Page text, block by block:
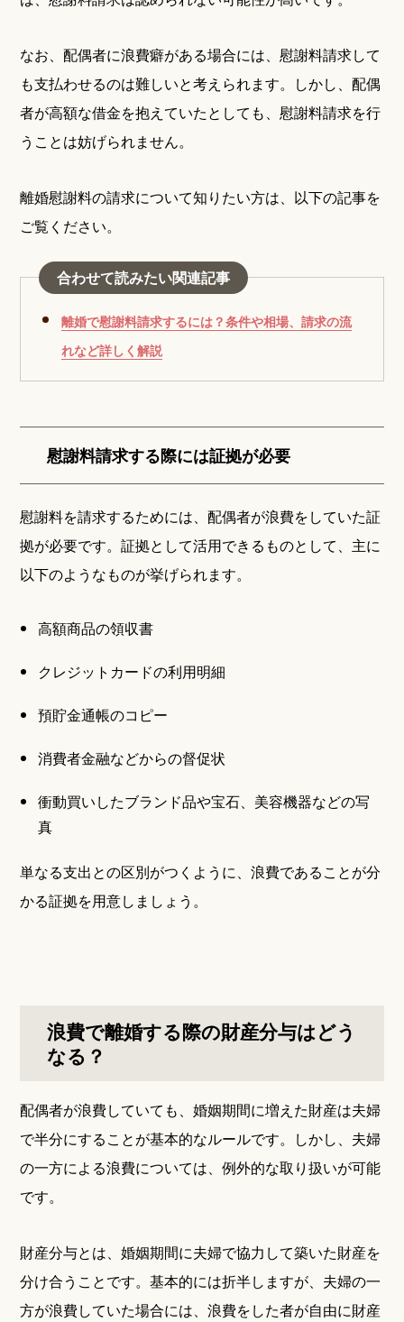
なお、配偶者に浪費癖がある場合には、慰謝料請求して
も支払わせるのは難しいと考えられます。しかし、配偶
者が高額な借金を抱えていたとしても、慰謝料請求を行
うことは妨げられません。
離婚慰謝料の請求について知りたい方は、以下の記事を
ご覧ください。
合わせて読みたい関連記事
離婚で慰謝料請求するには？条件や相場、請求の流
れなど詳しく解説
慰謝料請求する際には証拠が必要
慰謝料を請求するためには、配偶者が浪費をしていた証
拠が必要です。証拠として活用できるものとして、主に
以下のようなものが挙げられます。
高額商品の領収書
クレジットカードの利用明細
預貯金通帳のコピー
消費者金融などからの督促状
衝動買いしたブランド品や宝石、美容機器などの写
真
単なる支出との区別がつくように、浪費であることが分
かる証拠を用意しましょう。
浪費で離婚する際の財産分与はどう
なる？
配偶者が浪費していても、婚姻期間に増えた財産は夫婦
で半分にすることが基本的なルールです。しかし、夫婦
の一方による浪費については、例外的な取り扱いが可能
です。
財産分与とは、婚姻期間に夫婦で協力して築いた財産を
分け合うことです。基本的には折半しますが、夫婦の一
方が浪費していた場合には、浪費をした者が自由に財産